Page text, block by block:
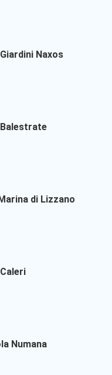
Naxos
di Lizzano
Numana